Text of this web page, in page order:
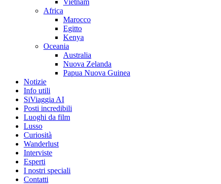
Africa
Marocco
Egitto
Kenya
Oceania
Australia
Nuova Zelanda
Papua Nuova Guinea
Notizie
Info utili
SiViaggia AI
Posti incredibili
Luoghi da film
Lusso
Curiosità
Wanderlust
Interviste
Esperti
I nostri speciali
Contatti